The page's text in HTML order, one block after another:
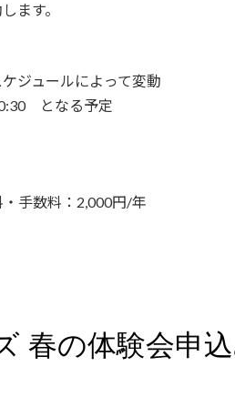
ます。
ジュールによって変動
となる予定
手数料：2,000円/年